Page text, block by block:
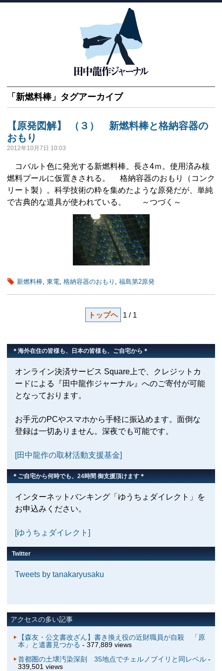
「 新燃料棒」タグアーカイブ
【原発図解】 （３） 新燃料棒と格納容器の
おもり
2012年10月7日 10:03
コバルト色に発光する新燃料棒。長さ4ｍ。使用済み核
燃料プールに仮置きされる。 格納容器のおもり（コンク
リート製）。科学技術の粋を集めたような原発だが、単純
で古典的な道具が使われている。 ～つづく～
新燃料棒, 東電, 格納容器のおもり , 福島第2原発
トップヘ 1 / 1
＊海外在住の皆様も、日本の皆様も、ご自宅から＊
オンライン決済サービス Square上で、クレジットカ
ードによる『田中龍作ジャーナル』へのご寄付が可能
となっております。
お手元のPCやスマホから手軽に振込めます。面倒な
登録は一切ありません。深夜でも可能です。
[田中龍作の取材活動支援基金]
＊ご自宅から何時でも、24時間 御支援頂けます＊
インターネットバンキング「ゆうちょダイレクト」を
お申込みください。
[ゆうちょダイレクト]
Twitter
Tweets by tanakaryusaku
アクセスの多い記事
【森友・公文書改ざん】書き換え役の近財職員が自殺 「原
本」と遺書見つかる - 377,889 views
首都圏の土壌汚染深刻 35地点でチェルノブイリと同レベル-
339,501 views